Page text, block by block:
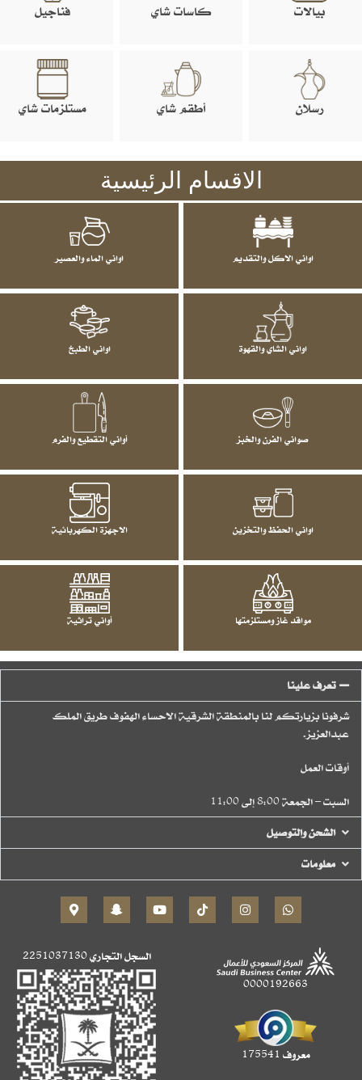
بيالات كاسات شاي فناجيل
رسلان أطقم شاي مستلزمات شاي
الاقسام الرئيسية
اواني الاكل والتقديم اواني الماء والعصير
اواني الشاي والقهوة اواني الطبخ
صواني الفرن والخبز أواني التقطيع والفرم
اواني الحفظ والتخزين الاجهزة الكهربائية
مواقد غاز ومستلزمتها أواني تراثية
تعرف علينا
شرفونا بزيارتكم لنا بالمنطقة الشرقية الاحساء الهفوف طريق الملك
عبدالعزيز.
أوقات العمل
السبت – الجمعة 8:00 إلى 11:00
الشحن والتوصيل
معلومات
0000192663
معروف 175541
السجل التجاري2251037130